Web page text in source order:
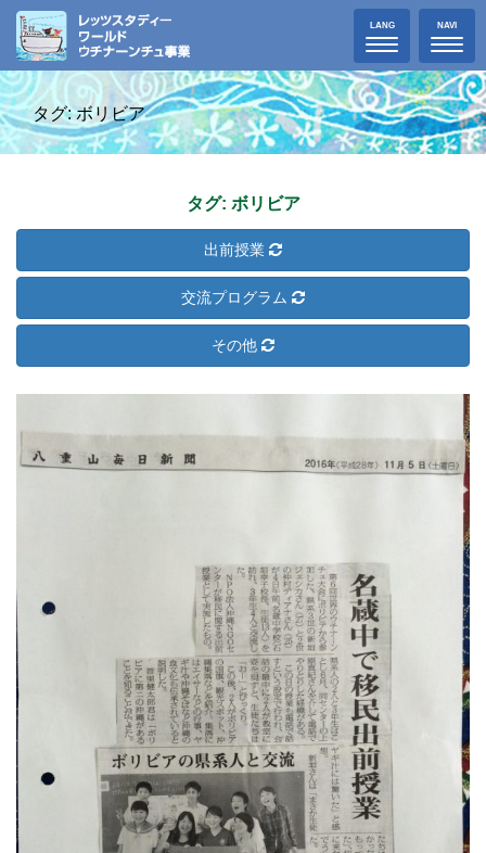
Toggle
navigation
LANG
Toggle
NAVI
タグ: ボリビア
タグ: ボリビア
出前授業
交流プログラム
その他